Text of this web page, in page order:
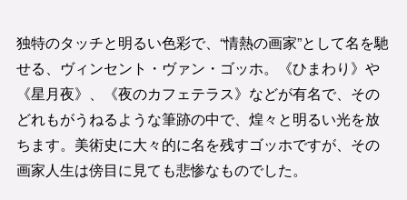
独特のタッチと明るい色彩で、“情熱の画家”として名を馳
せる、ヴィンセント・ヴァン・ゴッホ。《ひまわり》や
《星月夜》、《夜のカフェテラス》などが有名で、その
どれもがうねるような筆跡の中で、煌々と明るい光を放
ちます。美術史に大々的に名を残すゴッホですが、その
画家人生は傍目に見ても悲惨なものでした。